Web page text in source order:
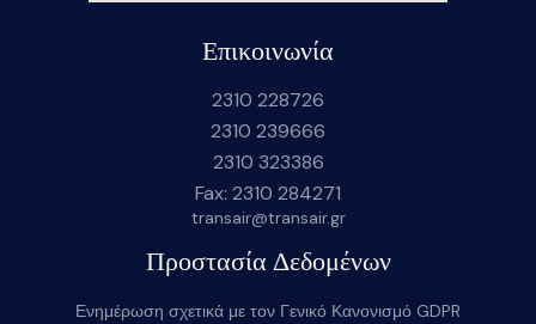
Επικοινωνία
2310 228726
2310 239666
2310 323386
Fax: 2310 284271
transair@transair.gr
Προστασία Δεδομένων
Ενημέρωση σχετικά με τον Γενικό Κανονισμό GDPR